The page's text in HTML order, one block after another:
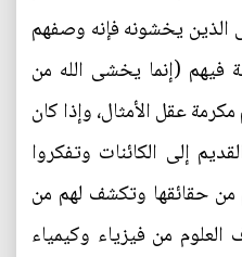
الذين يخشونه فإنه وصفهم
فيهم (إنما يخشى الله من
عقل الأمثال، وإذا كان
إلى الكائنات وتفكروا
من حقائقها وتكشف لهم من
العلوم من فيزياء وكيمياء